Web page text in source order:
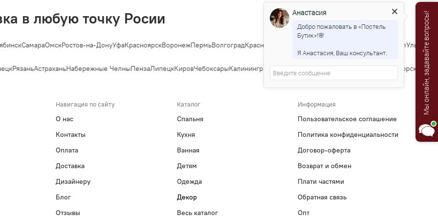
в любую точку Росии
СамараОмскРостов-на-ДонуУфаКрасноярскВоронежПермьВолгоградКраснодар Ульяновск
РязаньАстраханьНабережные ЧелныПензаЛипецкКировЧебоксарыКалининград ТулаКурскСтавропольСочиТверьМагнитогорск
Навигация по сайту
О нас
Контакты
Оплата
Доставка
Дизайнеру
Блог
Отзывы
Каталог
Спальня
Кухня
Ванная
Детям
Одежда
Декор
Весь каталог
Информация
Пользовательское соглашение
Политика конфиденциальности
Договор-оферта
Возврат и обмен
Плати частями
Обратная связь
Опт
Мы онлайн, задавайте вопросы!
Анастасия
Добро пожаловать в «Постель
Бутик»!🌸
Я Анастасия, Ваш консультант.